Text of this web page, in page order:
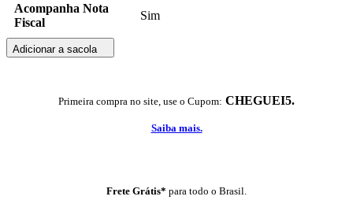
Acompanha Nota
Fiscal
Sim
Adicionar a sacola
Primeira compra no site, use o Cupom: CHEGUEI5.
Saiba mais.
Frete Grátis* para todo o Brasil.